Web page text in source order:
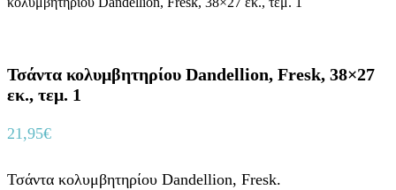
Τσάντα κολυμβητηρίου Dandellion, Fresk, 38×27
εκ., τεμ. 1
21,95€
Τσάντα κολυμβητηρίου Dandellion, Fresk.